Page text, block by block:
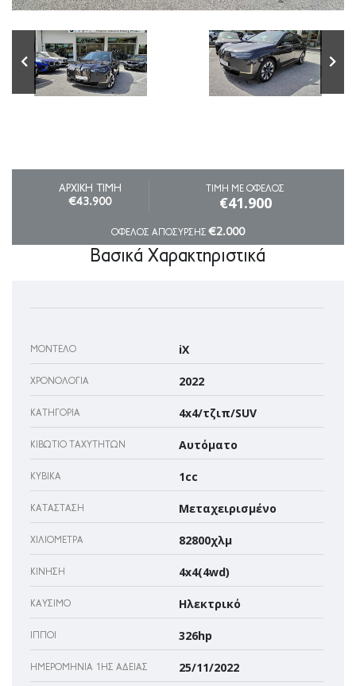
ΑΡΧΙΚΗ ΤΙΜΗ
€43.900
ΤΙΜΗ ΜΕ ΟΦΕΛΟΣ
€41.900
ΟΦΕΛΟΣ ΑΠΟΣΥΡΣΗΣ€2.000
Βασικά Χαρακτηριστικά
ΜΟΝΤΈΛΟ iX
ΧΡΟΝΟΛΟΓΊΑ 2022
ΚΑΤΗΓΟΡΊΑ 4x4/τζιπ/SUV
ΚΙΒΏΤΙΟ ΤΑΧΥΤΉΤΩΝ Αυτόματο
ΚΥΒΙΚΆ 1cc
ΚΑΤΆΣΤΑΣΗ Μεταχειρισμένο
ΧΙΛΙΌΜΕΤΡΑ 82800χλμ
ΚΊΝΗΣΗ 4x4(4wd)
ΚΑΎΣΙΜΟ Ηλεκτρικό
ΊΠΠΟΙ 326hp
ΗΜΕΡΟΜΗΝΊΑ 1ΗΣ ΆΔΕΙΑΣ 25/11/2022